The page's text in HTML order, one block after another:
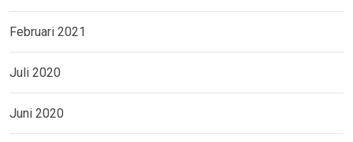
Februari 2021
Juli 2020
Juni 2020